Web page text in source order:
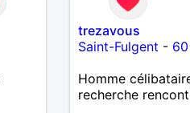
trezavous
Saint-Fulgent -
Homme
recherche